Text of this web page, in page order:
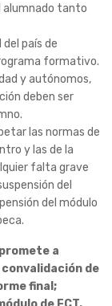
alumnado tanto
país de
formativo.
y autónomos,
deben ser
las normas de
y las de la
falta grave
del
del módulo
a
de
final;